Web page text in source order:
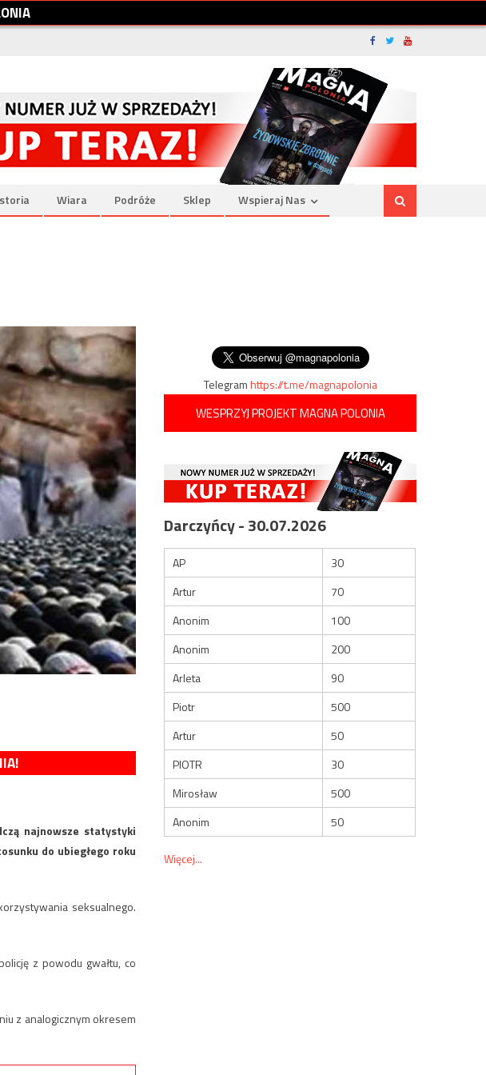
ONIA
Wiara Podróże Sklep Wspieraj Nas
najnowsze statystyki
do ubiegłego roku
seksualnego.
z powodu gwałtu, co
z analogicznym okresem
Telegramhttps://t.me/magnapolonia
WESPRZYJ PROJEKT MAGNA POLONIA
Darczyńcy - 30.07.2026
AP
30
Artur
70
Anonim
100
Anonim
200
Arleta
90
Piotr
500
Artur
50
PIOTR
30
Mirosław
500
Anonim
50
Więcej...